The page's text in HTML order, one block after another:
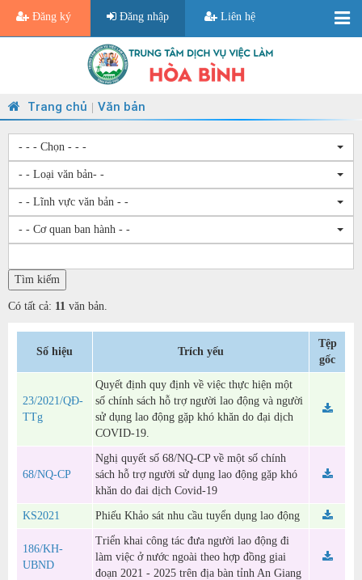
Đăng ký Đăng nhập Liên hệ
Trang chủ Văn bản
- - - Chọn - - -
- - Loại văn bản- -
- - Lĩnh vực văn bản - -
- - Cơ quan ban hành - -
Có tất cả: 11 văn bản.
Số hiệu Trích yếu
Tệp
gốc
23/2021/QĐ-
TTg
Quyết định quy định về việc thực hiện một
số chính sách hỗ trợ người lao động và người
sử dụng lao động gặp khó khăn do đại dịch
COVID-19.
68/NQ-CP
Nghị quyết số 68/NQ-CP về một số chính
sách hỗ trợ người sử dụng lao động gặp khó
khăn do đai dịch Covid-19
KS2021 Phiếu Khảo sát nhu cầu tuyển dụng lao động
186/KH-
UBND
Triển khai công tác đưa người lao động đi
làm việc ở nước ngoài theo hợp đồng giai
đoạn 2021 - 2025 trên địa bàn tỉnh An Giang